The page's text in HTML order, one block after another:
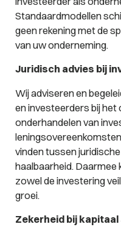
Standaardmodellen
geen rekening met de
van uw onderneming.
Juridisch advies bij
Wij adviseren en
en investeerders bij het
onderhandelen van
vinden tussen
haalbaarheid. Daarmee
zowel de investering
groei.
Zekerheid bij